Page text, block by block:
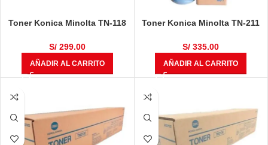
Toner Konica Minolta TN-118
226
S/299.00
AÑADIR AL CARRITO
Toner Konica Minolta TN-211
282
S/ 335.00
AÑADIR AL CARRITO